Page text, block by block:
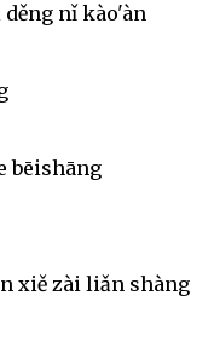
nǐ kào'àn
bēishāng
xiě zài liǎn shàng